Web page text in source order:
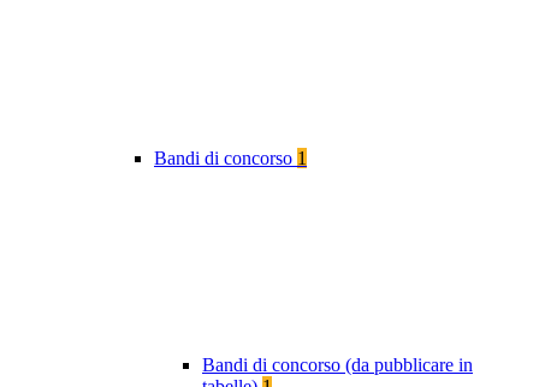
Bandi di concorso 1
Bandi di concorso (da pubblicare in